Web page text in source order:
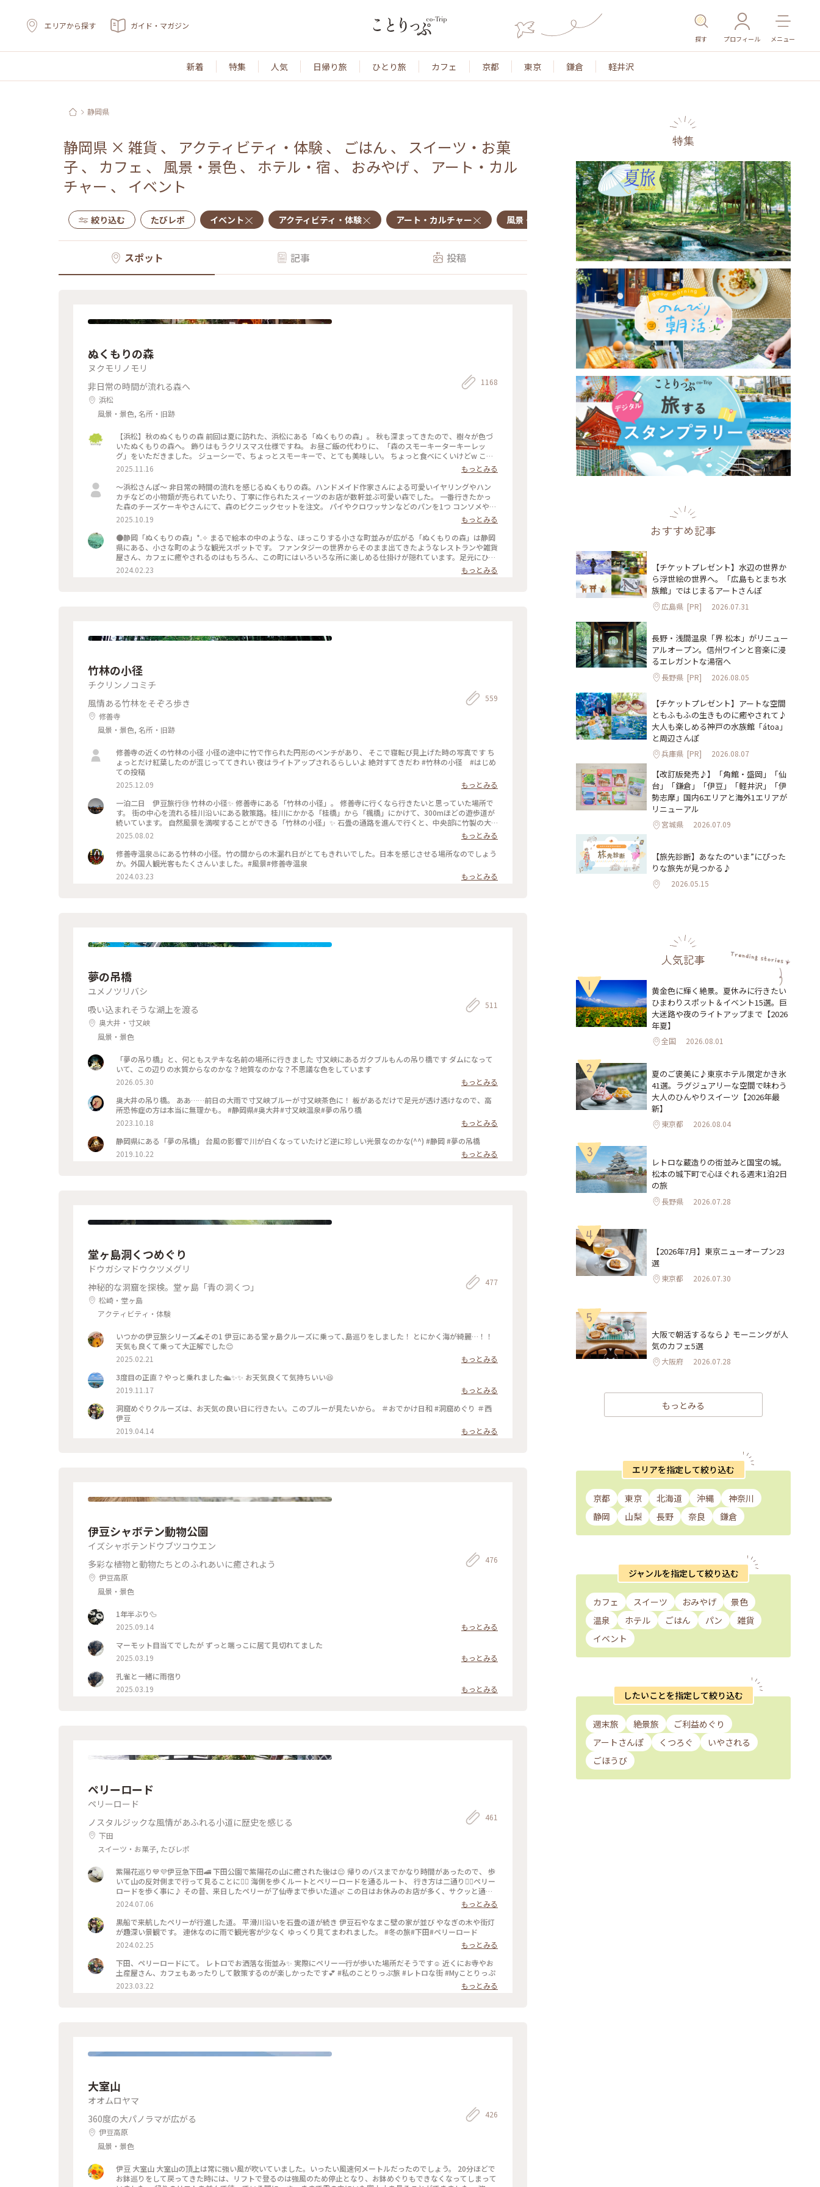
エリアから探す ガイド・マガジン
探す プロフィール メニュー
新着 特集 人気 日帰り旅 ひとり旅 カフェ 京都 東京 鎌倉 軽井沢
静岡県
静岡県 × 雑貨 、 アクティビティ・体験 、 ごはん 、 スイーツ・お菓
子 、 カフェ 、 風景・景色 、 ホテル・宿 、 おみやげ 、 アート・カル
チャー 、 イベント
絞り込む たびレポ イベント アクティビティ・体験 アート・カルチャー 風景・景色 名所・旧跡 温泉・スパ その他施設 ごはん
スポット 記事 投稿
ぬくもりの森
ヌクモリノモリ
非日常の時間が流れる森へ
浜松
風景・景色, 名所・旧跡
1168
【浜松】秋のぬくもりの森 前回は夏に訪れた、浜松にある「ぬくもりの森」。 秋も深まってきたので、樹々が色づ
いたぬくもりの森へ。 飾りはもうクリスマス仕様ですね。 お昼ご飯の代わりに、「森のスモーキーターキーレッ
グ」をいただきました。 ジューシーで、ちょっとスモーキーで、とても美味しい。 ちょっと食べにくいけどw これ
ひとつで結構お腹いっぱいになります。 次はもう少し食べやすそうな「骨付きソーセージ」を試してみよう。 デザ
ートにジェラート。 今回は地元の三日日（みっかび）みかん味をチョイス。 こちらも安心のちょうど良い美味し
さ。
2025.11.16
もっとみる
〜浜松さんぽ〜 非日常の時間の流れを感じるぬくもりの森。ハンドメイド作家さんによる可愛いイヤリングやハン
カチなどの小物類が売られていたり、丁寧に作られたスィーツのお店が数軒並ぶ可愛い森でした。 一番行きたかっ
た森のチーズケーキやさんにて、森のピクニックセットを注文。 パイやクロワッサンなどのパンを1つ コンソメやコ
ーンスープなどから1つ ボトルチーズケーキを1つ のセットです。 どれもしっかりした味で、だけどしつこくはなく
大満足です。 浜松市の「シン・ハママツ計画」の1つ浜松市役所に設置されたエヴァンゲリオン初号機立像を見に行
きました。 天竜エリアが「シン・エヴァンゲリオン劇場版」に登場する「第3村」のモデルの1つトなり注目を集め
ていました。 浜松市役所（浜松市中央区元城町103-2本館1階） 令和8年1月25日まで 平日8時半〜17時15 分 土日
祝10時〜16時 とホームページには記載されています。 #私のことりっぷ旅
2025.10.19
もっとみる
●静岡「ぬくもりの森」*⁠.⁠✧ まるで絵本の中のような、ほっこりする小さな町並みが広がる「ぬくもりの森」は静岡
県にある、小さな町のような観光スポットです。 ファンタジーの世界からそのまま出てきたようなレストランや雑貨
屋さん、カフェに癒やされるのはもちろん、この町にはいろいろな所に楽しめる仕掛けが隠れています。足元にひっ
そりある扉の中にウサギのぬいぐるみが寝ていたり、手すりにハートがあったりと、見つけたら子供も大人も顔がほ
ころぶような隠し要素があり、私も見つけては年甲斐もなくはしゃいでいました。 ファンタジーなかわいい空間が
2024.02.23 もっとみる
竹林の小径
チクリンノコミチ
風情ある竹林をそぞろ歩き
修善寺
風景・景色, 名所・旧跡
559
修善寺の近くの竹林の小径 小径の途中に竹で作られた円形のベンチがあり、 そこで寝転び見上げた時の写真です ち
ょっとだけ紅葉したのが混じっててきれい 夜はライトアップされるらしいよ 絶対すてきだわ #竹林の小径 #はじめ
ての投稿
2025.12.09
もっとみる
一泊二日 伊豆旅行⑲ 竹林の小径✨️ 修善寺にある「竹林の小径」。 修善寺に行くなら行きたいと思っていた場所で
す。 街の中心を流れる桂川沿いにある散策路。桂川にかかる「桂橋」から「楓橋」にかけて、300mほどの遊歩道が
続いています。 自然風景を満喫することができる「竹林の小径」✨️ 石畳の通路を進んで行くと、中央部に竹製の大
きな円形ベンチもあります💡 誰もいなくて貸切状態😆 素敵な竹林の小径を満喫してきました✨️ 2025.7.9 #竹林の小
径 #ゆるり夏時間
2025.08.02
もっとみる
修善寺温泉♨️にある竹林の小径。竹の間からの木漏れ日がとてもきれいでした。日本を感じさせる場所なのでしょう
か。外国人観光客もたくさんいました。#風景#修善寺温泉
2024.03.23
もっとみる
夢の吊橋
ユメノツリバシ
吸い込まれそうな湖上を渡る
奥大井・寸又峡
風景・景色
511
「夢の吊り橋」と、何ともステキな名前の場所に行きました 寸又峡にあるガクブルもんの吊り橋です ダムになって
いて、この辺りの水質からなのかな？地質なのかな？不思議な色をしています
2026.05.30
もっとみる
奥大井の吊り橋。 ああ……前日の大雨で寸又峡ブルーが寸又峡茶色に！ 板があるだけで足元が透け透けなので、高
所恐怖症の方は本当に無理かも。 #静岡県#奥大井#寸又峡温泉#夢の吊り橋
2023.10.18
もっとみる
静岡県にある「夢の吊橋」 台風の影響で川が白くなっていたけど逆に珍しい光景なのかな(^^) #静岡 #夢の吊橋
2019.10.22
もっとみる
堂ヶ島洞くつめぐり
ドウガシマドウクツメグリ
神秘的な洞窟を探検。堂ヶ島「青の洞くつ」
松崎・堂ヶ島
アクティビティ・体験
477
いつかの伊豆旅シリーズ🌊その1 伊豆にある堂ヶ島クルーズに乗って､島巡りをしました！ とにかく海が綺麗…！！
天気も良くて乗って大正解でした😊
2025.02.21
もっとみる
3度目の正直？やっと乗れました🛳✨✨ お天気良くて気持ちいい😆
2019.11.17
もっとみる
洞窟めぐりクルーズは、お天気の良い日に行きたい。このブルーが見たいから。 ＃おでかけ日和 #洞窟めぐり ＃西
伊豆
2019.04.14
もっとみる
伊豆シャボテン動物公園
イズシャボテンドウブツコウエン
多彩な植物と動物たちとのふれあいに癒されよう
伊豆高原
風景・景色
476
1年半ぶり🦆
2025.09.14
もっとみる
マーモット目当てでしたが ずっと端っこに居て見切れてました
2025.03.19
もっとみる
孔雀と一緒に雨宿り
2025.03.19
もっとみる
ペリーロード
ペリーロード
ノスタルジックな風情があふれる小道に歴史を感じる
下田
スイーツ・お菓子, たびレポ
461
紫陽花巡り💙💜伊豆急下田🚄 下田公園で紫陽花の山に癒された後は😌 帰りのバスまでかなり時間があったので、 歩
いて山の反対側まで行って見ることに🚶‍♀️ 海側を歩くルートとペリーロードを通るルート、 行き方は二通り✌🏻ペリー
ロードを歩く事に♪ その昔、来日したペリーが了仙寺まで歩いた道🌿 この日はお休みのお店が多く、サクッと通っ
た だけでしたが😅柳並木に風情ある建物、今度は もう少しゆっくり来てみたいです🥰 ペリーロードを抜けるとトン
ネルが見えて 来ました❣️トンネルの向こうは…海かなぁ💙 #電車旅 #相模湾 #伊豆急下田 #紫陽花巡り #ことりっぷ下
田 #特急踊り子 #ペリーロード#下田公園
2024.07.06
もっとみる
黒船で来航したペリーが行進した道。 平滑川沿いを石畳の道が続き 伊豆石やなまこ壁の家が並び やなぎの木や街灯
が趣深い景観です。 連休なのに雨で観光客が少なく ゆっくり見てまわれました。 #冬の旅#下田#ペリーロード
2024.02.25
もっとみる
下田、ペリーロードにて。 レトロでお洒落な街並み✨ 実際にペリー一行が歩いた場所だそうです☺️ 近くにお寺やお
土産屋さん、カフェもあったりして散策するのが楽しかったです💕 #私のことりっぷ旅 #レトロな街 #Myことりっぷ
2023.03.22
もっとみる
大室山
オオムロヤマ
360度の大パノラマが広がる
伊豆高原
風景・景色
426
伊豆 大室山 大室山の頂上は常に強い風が吹いていました。いったい風速何メートルだったのでしょう。 20分ほどで
お鉢巡りをして戻ってきた時には、リフトで登るのは強風のため停止となり、お鉢めぐりもできなくなってしまって
特集
おすすめ記事
【チケットプレゼント】水辺の世界か
ら浮世絵の世界へ。「広島もとまち水
族館」ではじまるアートさんぽ
広島県 [PR] 2026.07.31
長野・浅間温泉「界 松本」がリニュー
アルオープン。信州ワインと音楽に浸
るエレガントな湯宿へ
長野県 [PR] 2026.08.05
【チケットプレゼント】アートな空間
ともふもふの生きものに癒やされて♪
大人も楽しめる神戸の水族館「átoa」
と周辺さんぽ
兵庫県 [PR] 2026.08.07
【改訂版発売♪】「角館・盛岡」「仙
台」「鎌倉」「伊豆」「軽井沢」「伊
勢志摩」国内6エリアと海外1エリアが
リニューアル
宮城県 2026.07.09
【旅先診断】あなたの“いま”にぴった
りな旅先が見つかる♪
2026.05.15
人気記事
1
黄金色に輝く絶景。夏休みに行きたい
ひまわりスポット＆イベント15選。巨
大迷路や夜のライトアップまで【2026
年夏】
全国 2026.08.01
2
夏のご褒美に♪東京ホテル限定かき氷
41選。ラグジュアリーな空間で味わう
大人のひんやりスイーツ【2026年最
新】
東京都 2026.08.04
3
レトロな蔵造りの街並みと国宝の城。
松本の城下町で心ほぐれる週末1泊2日
の旅
長野県 2026.07.28
4
【2026年7月】東京ニューオープン23
選
東京都 2026.07.30
5
大阪で朝活するなら♪ モーニングが人
気のカフェ5選
大阪府 2026.07.28
もっとみる
エリアを指定して絞り込む
京都 東京 北海道 沖縄
神奈川
静岡
山梨 長野 奈良 鎌倉
ジャンルを指定して絞り込む
カフェ スイーツ おみやげ
景色
温泉
ホテル ごはん パン
雑貨
イベント
したいことを指定して絞り込む
週末旅 絶景旅
ご利益めぐり
アートさんぽ
くつろぐ
いやされる
ごほうび